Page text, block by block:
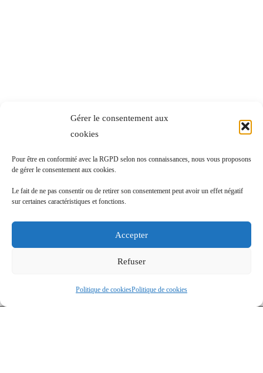
Gérer le consentement aux
cookies
Pour être en conformité avec la RGPD selon nos connaissances, nous vous proposons
de gérer le consentement aux cookies.
Le fait de ne pas consentir ou de retirer son consentement peut avoir un effet négatif
sur certaines caractéristiques et fonctions.
Accepter
Refuser
Politique de cookiesPolitique de cookies